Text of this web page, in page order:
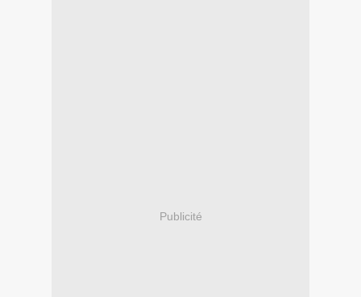
Publicité